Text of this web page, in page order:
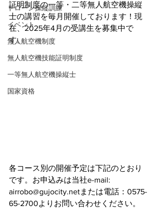
ドローン操縦訓練
イベント
無人航空機制度
無人航空機技能証明制度
一等無人航空機操縦士
国家資格
証明制度の一等・二等無人航空機操縦
士の講習を毎月開催しております！現
在、2025年4月の受講生を募集中で
す。
各コース別の開催予定は下記のとおり
です。お申込みは当社e-mail:
airrobo@gujocity.netまたは電話：0575-
65-2700よりお問い合わせください。